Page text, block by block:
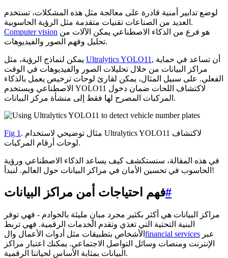
لوضع تدابير أمنية قادرة على معالجة مثل هذه المشكلات، تستخدم
العديد من الصناعات تقنيات متقدمة مثل الرؤية الحاسوبية.
Computer vision
تحليل وفهم الصور والفيديوهات.
Ultralytics YOLO11 , أن تساعد في حماية
مراكز البيانات من خلال تحليلات الصور والفيديوهات في الوقت
الفعلي. على سبيل المثال، يمكن لقارئ لوحات ترخيص يعمل بالذكاء
الاصطناعي ويستخدم YOLO11 لاكتشاف اللحات ضمان دخول
المركبات المصرح لها فقط إلى منشأة مركز البيانات.
Fig 1 . مثال توضيحي لاستخدام Ultralytics YOLO11 لاكتشاف
لوحات أرقام المركبات.
في هذه المقالة، سنستكشف كيف يساعد الذكاء الاصطناعي ورؤية
الحاسوب في تحسين الأمان في مراكز البيانات حول العالم. لنبدأ!
فهم احتياجات أمن مراكز البيانات#
مراكز البيانات هي أكثر بكثير مجرد مبانٍ مليئة بالخوادم - فهي توفر
البنية التحتية التي تغذي وتقدم الخدمات الرقمية. فهي تربط
الأشخاص بتطبيقات مثل أدوات الأعمال وال financial services
الإنترنت ومنصات وسائل التواصل الاجتماعي. يمكنك اعتبار مراكز
البيانات بمثابة الأساس لحياتنا الرقمية.